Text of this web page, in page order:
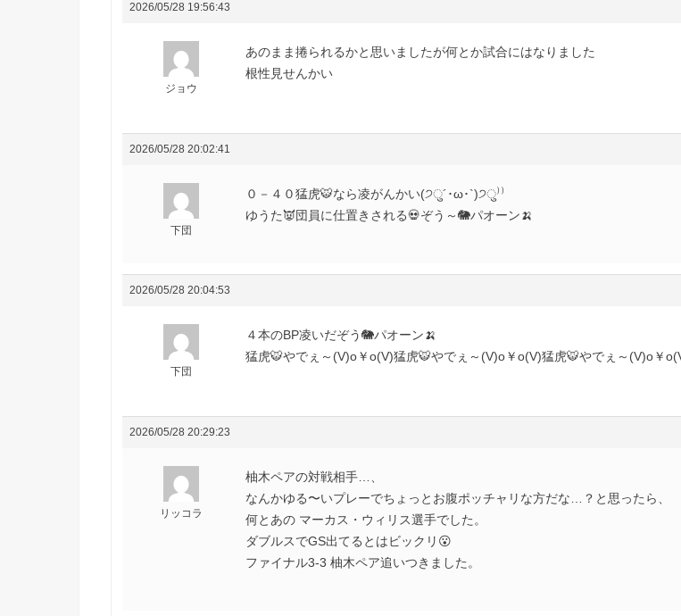
2026/05/28 19:56:43
ジョウ
あのまま捲られるかと思いましたが何とか試合にはなりました
根性見せんかい
2026/05/28 20:02:41
下団
０－４０猛虎🐯なら凌がんかい(੭ु´･ω･`)੭ु⁾⁾
ゆうた👿団員に仕置きされる💀ぞう～🐘パオーン🍌
2026/05/28 20:04:53
下団
４本のBP凌いだぞう🐘パオーン🍌
猛虎🐯やでぇ～(V)o￥o(V)猛虎🐯やでぇ～(V)o￥o(V)猛虎🐯やでぇ～(V)o￥
2026/05/28 20:29:23
リッコラ
柚木ペアの対戦相手…、
なんかゆる〜いプレーでちょっとお腹ポッチャリな方だな…？と思ったら、
何とあの マーカス・ウィリス選手でした。
ダブルスでGS出てるとはビックリ😮
ファイナル3-3 柚木ペア追いつきました。